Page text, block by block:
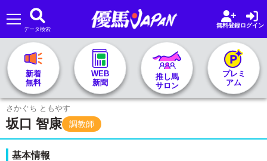
🏇 推し馬サロンTOP
レース一覧
データ検索
無料登録ログイン
新着
無料
WEB
新聞
推し馬
サロン
プレミ
アム
さかぐち ともやす
坂口 智康 調教師
基本情報